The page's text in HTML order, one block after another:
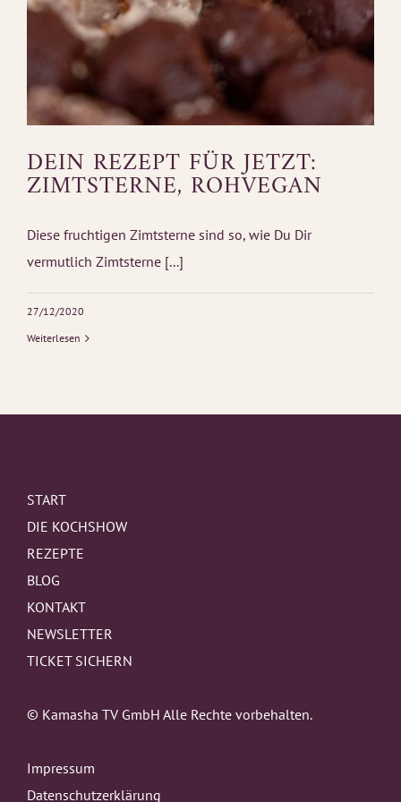
DEIN REZEPT FÜR JETZT:
ZIMTSTERNE, ROHVEGAN
Diese fruchtigen Zimtsterne sind so, wie Du Dir
vermutlich Zimtsterne [...]
27/12/2020
Weiterlesen
START
DIE KOCHSHOW
REZEPTE
BLOG
KONTAKT
NEWSLETTER
TICKET SICHERN
© Kamasha TV GmbH Alle Rechte vorbehalten.
Impressum
Datenschutzerklärung